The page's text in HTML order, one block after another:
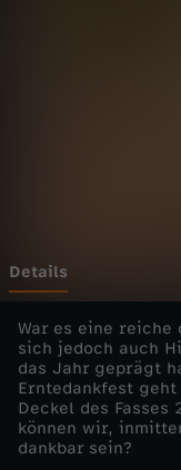
e
-
T
r
Details
War es eine reiche
sich jedoch auch
das Jahr geprägt
Erntedankfest
Deckel des Fasses
können wir,
dankbar sein?